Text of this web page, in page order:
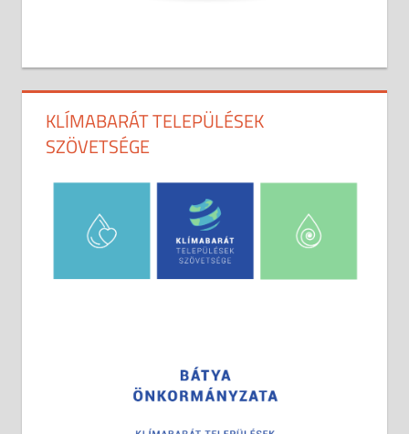
KLÍMABARÁT TELEPÜLÉSEK
SZÖVETSÉGE